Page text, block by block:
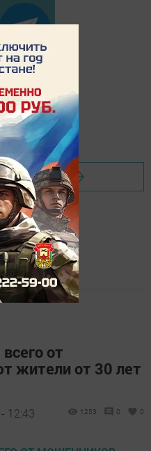
новости
от
жители от 30 лет
12:43 1253 0 0